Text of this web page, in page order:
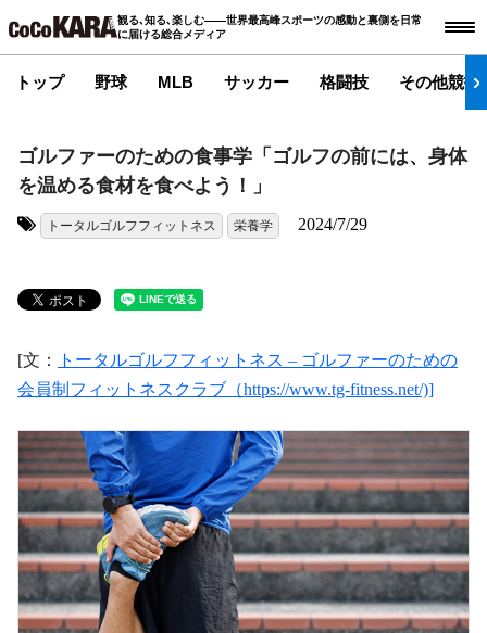
観る､知る､楽しむ――世界最高峰スポーツの感動と裏側を日常
に届ける総合メディア
トップ 野球 MLB サッカー 格闘技 その他競技
ゴルファーのための食事学「ゴルフの前には、身体
を温める食材を食べよう！」
トータルゴルフフィットネス 栄養学 2024/7/29
[文：
トータルゴルフフィットネス – ゴルファーのための
会員制フィットネスクラブ（https://www.tg-fitness.net/)]